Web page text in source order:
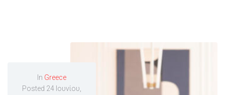
In Greece
Posted 24 Ιουνίου,